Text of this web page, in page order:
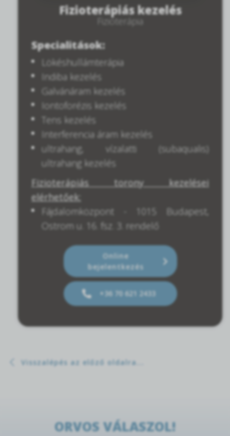
Fizioterápiás kezelés
Fizioterápia
Specialitások:
Lökéshullámterápia
Indiba kezelés
Galvánáram kezelés
Iontoforézis kezelés
Tens kezelés
Interferencia áram kezelés
ultrahang, vízalatti (subaqualis)
ultrahang kezelés
Fizioterápiás torony kezelései
elérhetőek:
Fájdalomközpont - 1015 Budapest,
Ostrom u. 16. fsz. 3. rendelő
Online
bejelentkezés
+36 70 621 2433
Visszalépés az előző oldalra...
ORVOS VÁLASZOL!